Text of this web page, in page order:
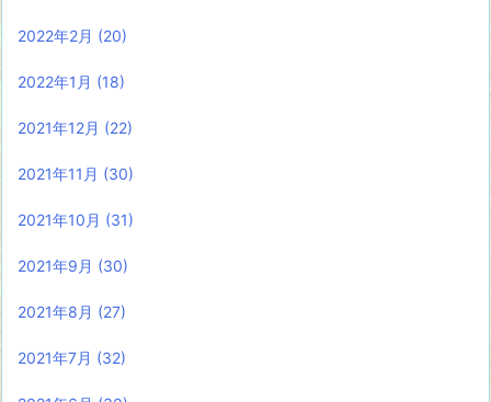
2022年2月 (20)
2022年1月 (18)
2021年12月 (22)
2021年11月 (30)
2021年10月 (31)
2021年9月 (30)
2021年8月 (27)
2021年7月 (32)